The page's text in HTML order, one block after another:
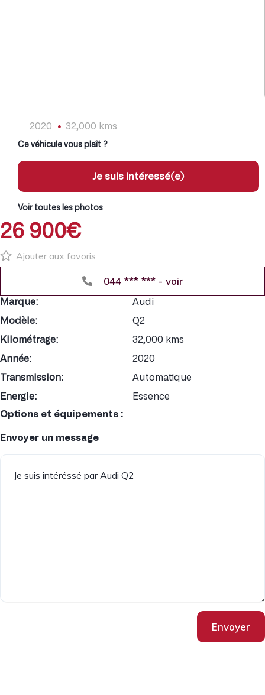
2020 32,000 kms
Ce véhicule vous plaît ?
Je suis intéressé(e)
Voir toutes les photos
26 900€
Ajouter aux favoris
044 *** *** - voir
Marque:
Audi
Modèle:
Q2
Kilométrage:
32,000 kms
Année:
2020
Transmission:
Automatique
Energie:
Essence
Options et équipements :
Envoyer un message
Envoyer